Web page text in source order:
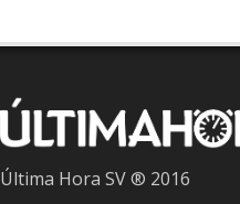
Última Hora SV ® 2016